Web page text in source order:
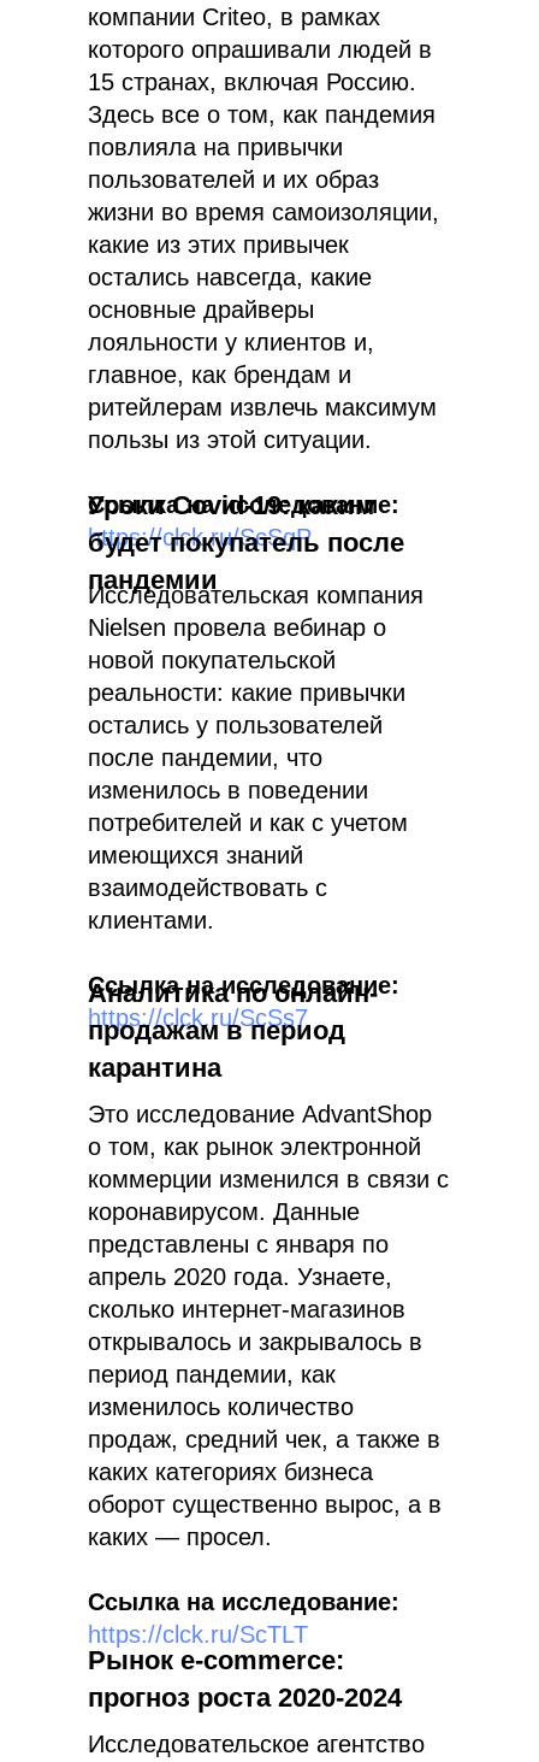
компании Criteo, в рамках
которого опрашивали людей в
15 странах, включая Россию.
Здесь все о том, как пандемия
повлияла на привычки
пользователей и их образ
жизни во время самоизоляции,
какие из этих привычек
остались навсегда, какие
основные драйверы
лояльности у клиентов и,
главное, как брендам и
ритейлерам извлечь максимум
пользы из этой ситуации.
Ссылка на исследование:
https://clck.ru/ScSqP
Исследовательская компания
Nielsen провела вебинар о
новой покупательской
реальности: какие привычки
остались у пользователей
после пандемии, что
изменилось в поведении
потребителей и как с учетом
имеющихся знаний
взаимодействовать с
клиентами.
Ссылка на исследование:
https://clck.ru/ScSs7
Уроки Covid-19: каким
будет покупатель после
пандемии
Это исследование AdvantShop
о том, как рынок электронной
коммерции изменился в связи с
коронавирусом. Данные
представлены с января по
апрель 2020 года. Узнаете,
сколько интернет-магазинов
открывалось и закрывалось в
период пандемии, как
изменилось количество
продаж, средний чек, а также в
каких категориях бизнеса
оборот существенно вырос, а в
каких — просел.
Ссылка на исследование:
https://clck.ru/ScTLT
Аналитика по онлайн-
продажам в период
карантина
Исследовательское агентство
Рынок e-commerce:
прогноз роста 2020-2024